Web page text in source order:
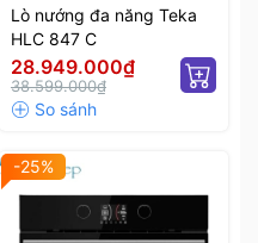
Lò nướng đa năng Teka
HLC 847 C
28.949.000₫
38.599.000₫
-25%